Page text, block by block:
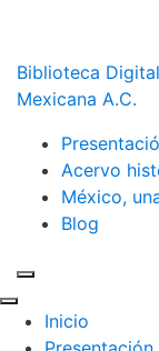
Biblioteca Digital
Mexicana A.C.
Acervo
México,
Blog
Inicio